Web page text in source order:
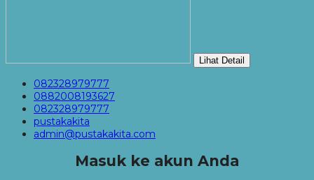
Lihat Detail
082328979777
0882008193627
082328979777
pustakakita
admin@pustakakita.com
Masuk ke akun Anda